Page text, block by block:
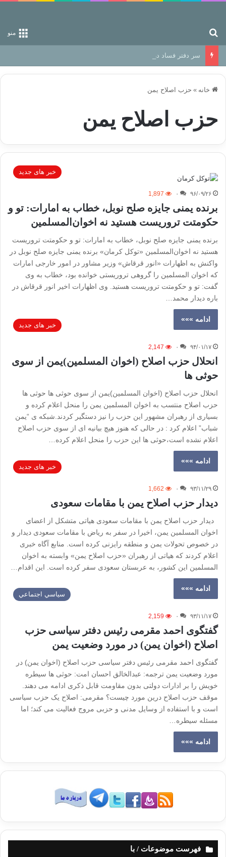
منو
سر دفتر فساد در زمین‌، دوری وکناره‌گیری از راه خداست‌!
خانه » حزب اصلاح یمن
حزب اصلاح یمن
خبر های جدید
۹۶/۰۹/۲۶ ۰ 1,897
برنده یمنی جایزه صلح نوبل، خطاب به امارات: تو و
حکومتت تروریست هستید نه اخوان‌المسلمین
برنده یمنی جایزه صلح نوبل، خطاب به امارات: تو و حکومتت تروریست
هستید نه اخوان‌المسلمین «توکل کرمان» برنده یمنی جایزه صلح نوبل در
واکنش به اظهارات «انور قرقاش» وزیر مشاور در امور خارجی امارات
که اخوان المسلمین را گروهی تروریستی خوانده بود، خطاب به وی
گفت: تو و حکومتت تروریست هستید. وی اظهارات اخیر انور قرقاش در
باره دیدار محمد…
ادامه »»»
خبر های جدید
۹۴/۰۱/۱۷ ۰ 2,147
انحلال حزب اصلاح (اخوان المسلمین)یمن از سوی
حوثی ها
انحلال حزب اصلاح (اخوان المسلمین)یمن از سوی حوثی ها حوثی ها
حزب اصلاح منتسب به اخوان المسلمین یمن را منحل اعلام کرده و
بسیاری از رهبران مشهور این حزب را نیز دستگیر کردند.شبکه ی “یمن
شباب” اعلام کرد : در حالی که هنوز هیچ بیانیه ای از سوی حزب اصلاح
اعلام نشده است،حوثی ها این حزب را منحل اعلام کرده…
ادامه »»»
خبر های جدید
۹۳/۱۱/۲۹ ۰ 1,662
دیدار حزب اصلاح یمن با مقامات سعودی
دیدار حزب اصلاح یمن با مقامات سعودی هیاتی متشکل از اعضای
اخوان المسلمین یمن، اخیرا در سفر به ریاض با مقامات سعودی دیدار و
در خصوص تحولات یمن و منطقه رایزنی کرده است. منابع آگاه خبری
اعلام کردند که هیاتی از رهبران «حزب اصلاح یمن» وابسته به اخوان
المسلمین این کشور، به عربستان سعودی سفر کرده است. این اقدام…
ادامه »»»
سياسي اجتماعي
۹۳/۱۱/۱۷ ۰ 2,159
گفتگوی احمد مقرمی رئیس دفتر سیاسی حزب
اصلاح (اخوان یمن) در مورد وضعیت یمن
گفتگوی احمد مقرمی رئیس دفتر سیاسی حزب اصلاح (اخوان یمن) در
مورد وضعیت یمن ترجمه: عبدالخالق احسان امت: حوثی ها سیطره
خویش را بر ادارات دولتی بدون مقاومت قابل ذکری ادامه می دهند.
موقف حزب اصلاح درین مورد چیست؟ مقرمی: اصلاح یک حزب سیاسی
است و با استفاده از وسایل مدنی و حزبی مروج فعالیت می کند؛ اما
مسئله سیطره…
ادامه »»»
فهرست موضوعات / با